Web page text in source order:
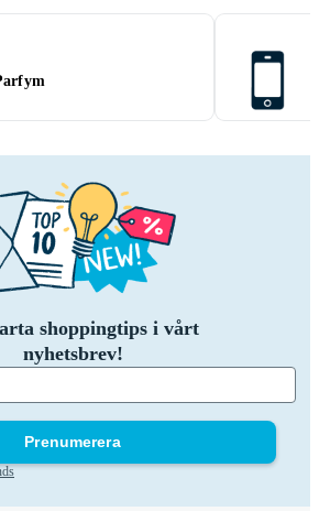
shoppingtips i vårt
nyhetsbrev!
Prenumerera